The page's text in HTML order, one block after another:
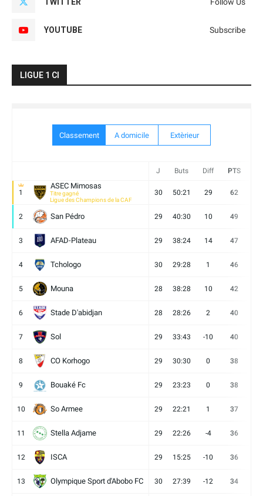
YOUTUBE Subscribe
LIGUE 1 CI
Classement A domicile Extèrieur
J Buts Diff PTS
1
ASEC Mimosas
Titre gagné
Ligue des Champions de la CAF
30 50:21 29 62
2 San Pédro 29 40:30 10 49
3 AFAD-Plateau 29 38:24 14 47
4 Tchologo 30 29:28 1 46
5 Mouna 28 38:28 10 42
6 Stade D'abidjan 28 28:26 2 40
7 Sol 29 33:43 -10 40
8 CO Korhogo 29 30:30 0 38
9 Bouaké Fc 29 23:23 0 38
10 So Armee 29 22:21 1 37
11 Stella Adjame 29 22:26 -4 36
12 ISCA 29 15:25 -10 36
13 Olympique Sport d'Abobo FC 30 27:39 -12 34